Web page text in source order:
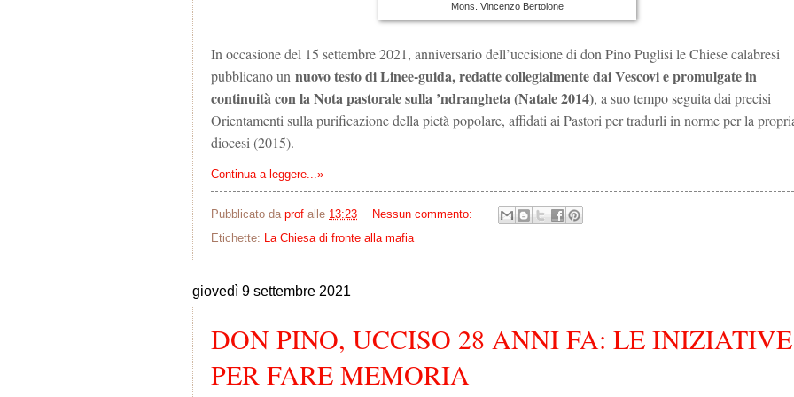
Mons. Vincenzo Bertolone
In occasione del 15 settembre 2021, anniversario dell’uccisione di don Pino Puglisi le Chiese calabresi
pubblicano un nuovo testo di Linee-guida, redatte collegialmente dai Vescovi e promulgate in
continuità con la Nota pastorale sulla ’ndrangheta (Natale 2014), a suo tempo seguita dai precisi
Orientamenti sulla purificazione della pietà popolare, affidati ai Pastori per tradurli in norme per la
diocesi (2015).
Continua a leggere...»
Pubblicato da prof alle 13:23
Nessun commento:
Etichette: La Chiesa di fronte alla mafia
giovedì 9 settembre 2021
DON PINO, UCCISO 28 ANNI FA: LE INIZIATIVE
PER FARE MEMORIA